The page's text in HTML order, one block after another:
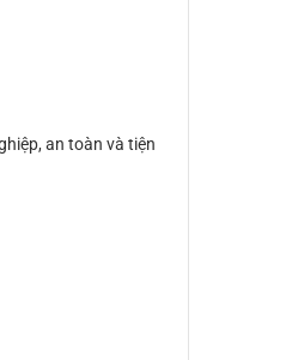
an toàn và tiện